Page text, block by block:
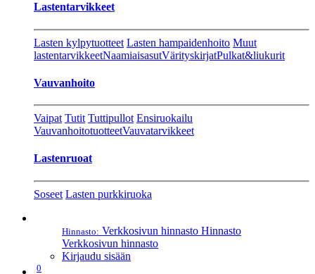
Lastentarvikkeet
Lasten kylpytuotteet Lasten hampaidenhoito Muut
lastentarvikkeetNaamiaisasutVärityskirjatPulkat&liukurit
Vauvanhoito
Vaipat Tutit Tuttipullot Ensiruokailu
VauvanhoitotuotteetVauvatarvikkeet
Lastenruoat
Soseet Lasten purkkiruoka
Hinnasto: Verkkosivun hinnasto Hinnasto
Verkkosivun hinnasto
Kirjaudu sisään
0